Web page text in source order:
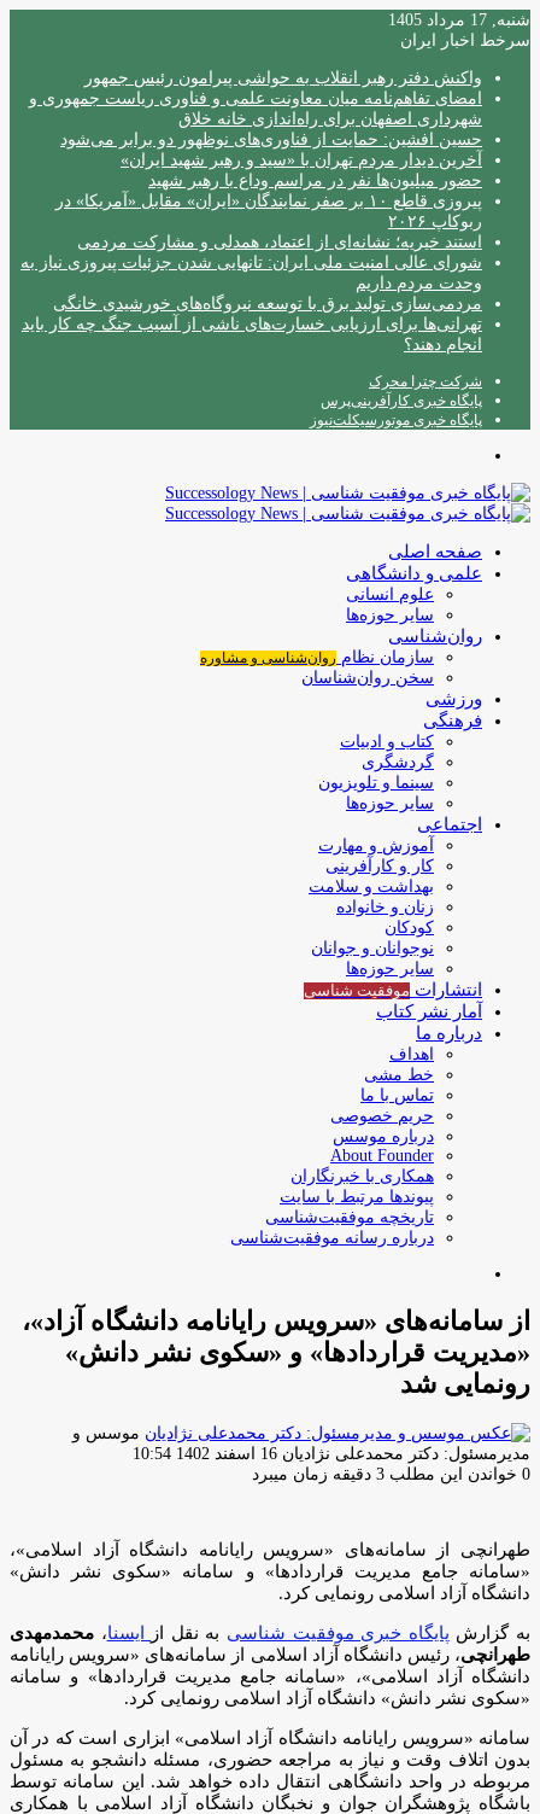
شنبه, 17 مرداد 1405
سرخط اخبار ایران
واکنش دفتر رهبر انقلاب به حواشی پیرامون رئیس جمهور
امضای تفاهم‌نامه میان معاونت علمی و فناوری ریاست جمهوری و
شهرداری اصفهان برای راه‌اندازی خانه خلاق
حسین افشین: حمایت از فناوری‌های نوظهور دو برابر می‌شود
آخرین دیدار مردم تهران با «سید و رهبر شهید ایران»
حضور میلیون‌ها نفر در مراسم وداع با رهبر شهید
پیروزی قاطع ۱۰ بر صفر نمایندگان «ایران» مقابل «آمریکا» در
ربوکاپ ۲۰۲۶
استند خیریه؛ نشانه‌ای از اعتماد، همدلی و مشارکت مردمی
شورای عالی امنیت ملی ایران: تانهایی شدن جزئیات پیروزی نیاز به
وحدت مردم داریم
مردمی‌سازی تولید برق با توسعه نیروگاه‌های خورشیدی خانگی
تهرانی‌ها برای ارزیابی خسارت‌های ناشی از آسیب جنگ چه کار باید
انجام دهند؟
شرکت چترا محرک
پایگاه خبری کارآفرینی‌پرس
پایگاه خبری موتورسیکلت‌نیوز
صفحه اصلی
علمی و دانشگاهی
علوم انسانی
سایر حوزه‌ها
روان‌شناسی
سازمان نظام روان‌شناسی و مشاوره
سخن روان‌شناسان
ورزشی
فرهنگی
کتاب و ادبیات
گردشگری
سینما و تلویزیون
سایر حوزه‌ها
اجتماعی
آموزش و مهارت
کار و کارآفرینی
بهداشت و سلامت
زنان و خانواده
کودکان
نوجوانان و جوانان
سایر حوزه‌ها
انتشارات موفقیت‌ شناسی
آمار نشر کتاب
درباره ما
اهداف
خط مشی
تماس با ما
حریم خصوصی
درباره موسس
About Founder
همکاری با خبرنگاران
پیوندها مرتبط با سایت
تاریخچه موفقیت‌شناسی
درباره رسانه موفقیت‌شناسی
از سامانه‌های «سرویس رایانامه دانشگاه آزاد»،
«مدیریت قراردادها» و «سکوی نشر دانش»
رونمایی شد
موسس و
مدیرمسئول: دکتر محمدعلی نژادیان ارسال
ایمیل
16 اسفند 1402 10:54
0 خواندن این مطلب 3 دقیقه زمان میبرد
طهرانچی از سامانه‌های «سرویس رایانامه دانشگاه آزاد اسلامی»،
«سامانه جامع مدیریت قراردادها» و سامانه «سکوی نشر دانش»
دانشگاه آزاد اسلامی رونمایی کرد.
به گزارش پایگاه خبری موفقیت شناسی به نقل از ایسنا،‌ محمدمهدی
طهرانچی، رئیس دانشگاه آزاد اسلامی از سامانه‌های «سرویس رایانامه
دانشگاه آزاد اسلامی»، «سامانه جامع مدیریت قراردادها» و سامانه
«سکوی نشر دانش» دانشگاه آزاد اسلامی رونمایی کرد.
سامانه «سرویس رایانامه دانشگاه آزاد اسلامی» ابزاری است که در آن
بدون اتلاف وقت و نیاز به مراجعه حضوری، مسئله دانشجو به مسئول
مربوطه در واحد دانشگاهی انتقال داده خواهد شد. این سامانه توسط
باشگاه پژوهشگران جوان و نخبگان دانشگاه آزاد اسلامی با همکاری